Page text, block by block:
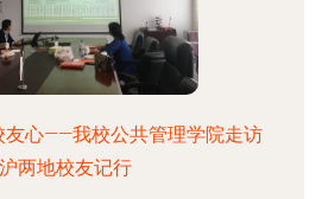
友心——我校公共管理学院走访
两地校友记行